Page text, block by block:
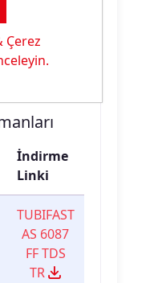
İndirme
Linki
TUBIFAST
AS 6087
FF TDS
TR
Çerez